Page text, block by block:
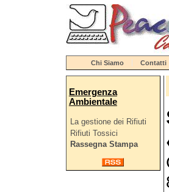
Chi Siamo Contatti
Emergenza
Ambientale
La gestione dei Rifiuti
Rifiuti Tossici
Rassegna Stampa